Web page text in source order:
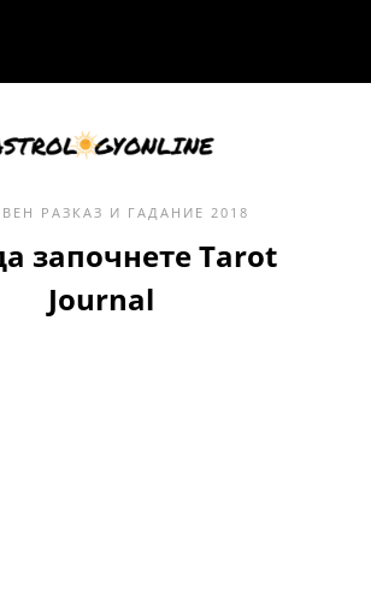
РАЗКАЗ И ГАДАНИЕ 2018
започнете Tarot
Journal